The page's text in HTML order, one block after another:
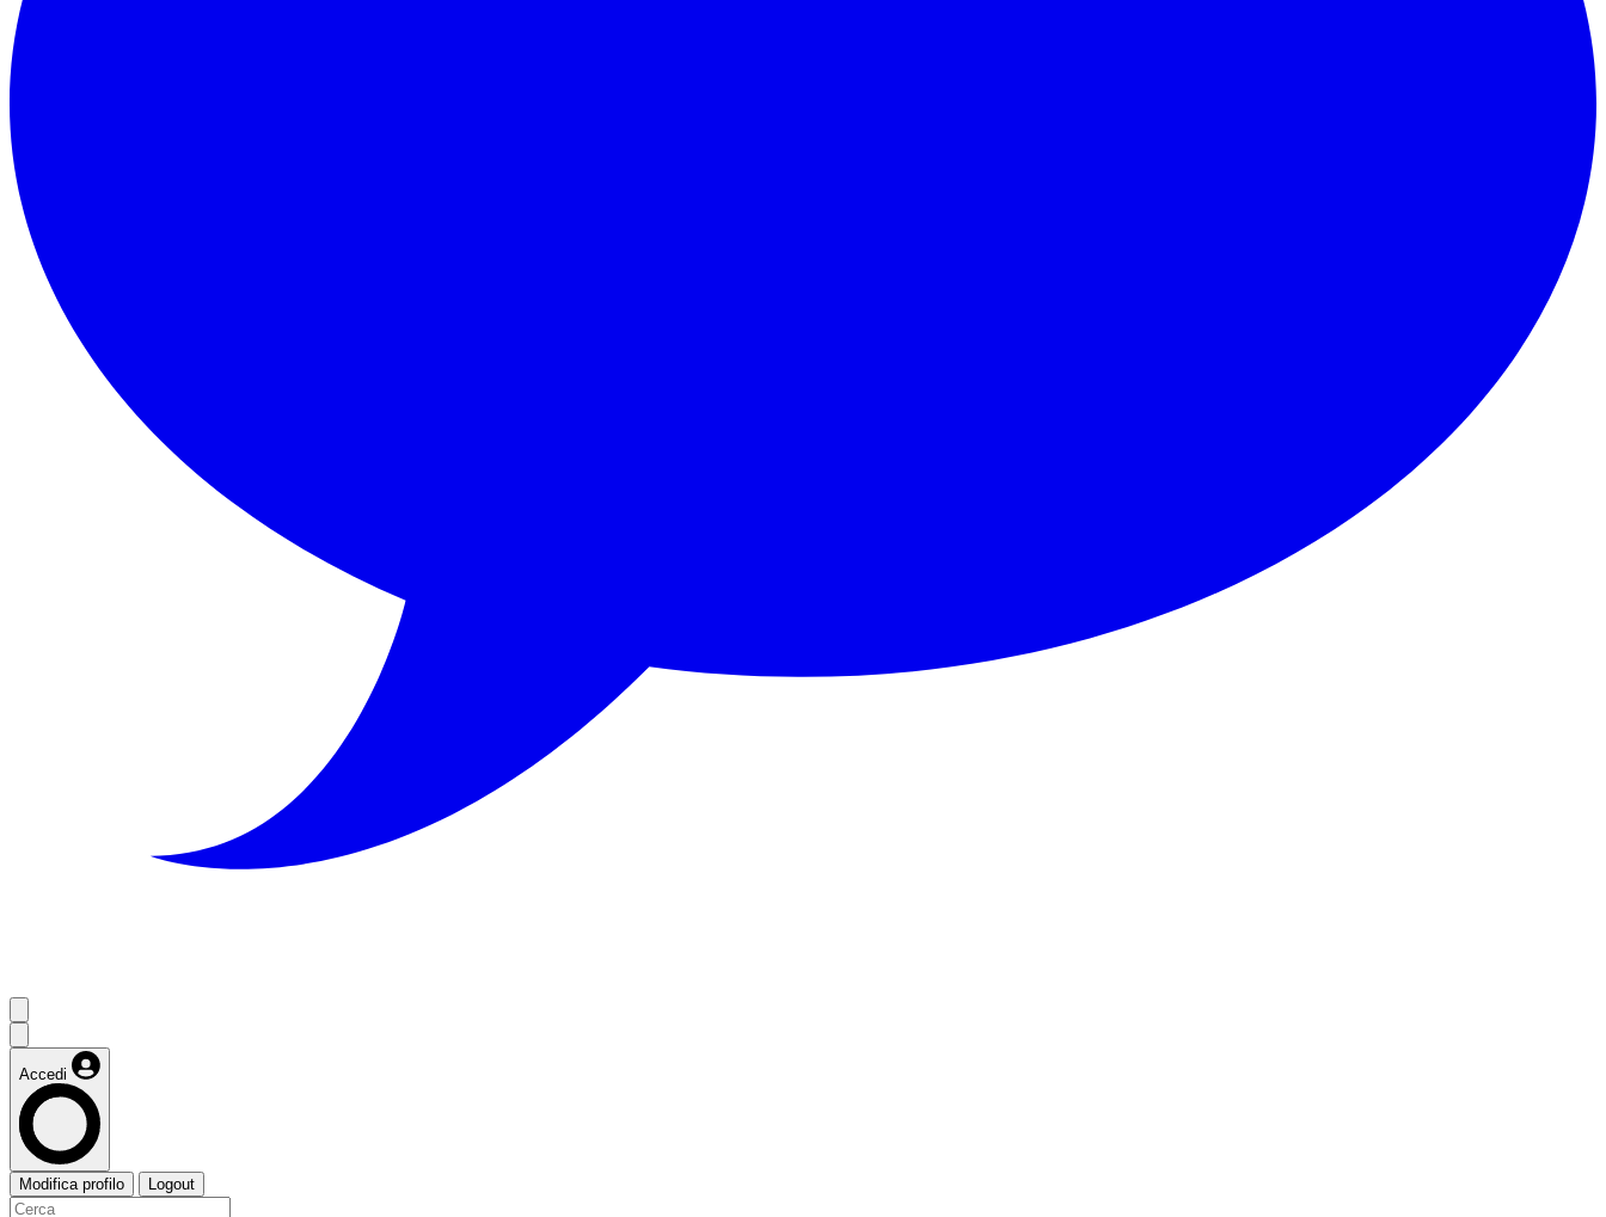
Accedi
Modifica profilo Logout